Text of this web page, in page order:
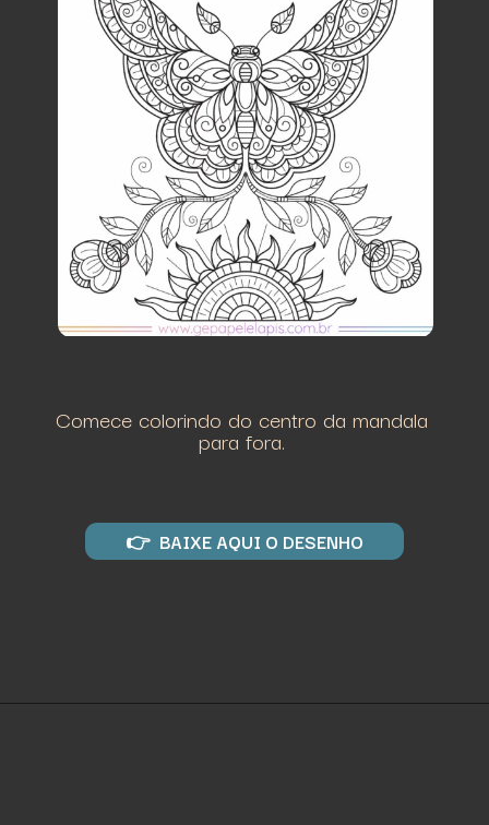
Comece colorindo do centro da mandala
para fora.
👉 BAIXE AQUI O DESENHO